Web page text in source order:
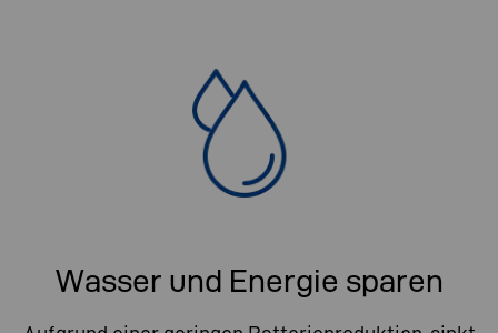
Wasser und Energie sparen